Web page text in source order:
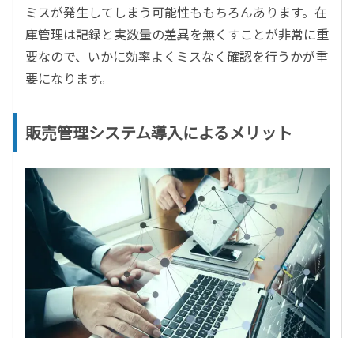
ミスが発生してしまう可能性ももちろんあります。在
庫管理は記録と実数量の差異を無くすことが非常に重
要なので、いかに効率よくミスなく確認を行うかが重
要になります。
販売管理システム導入によるメリット